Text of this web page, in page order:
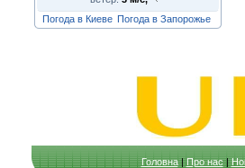
Погода в Киеве Погода в Запорожье
Головна|Про нас|